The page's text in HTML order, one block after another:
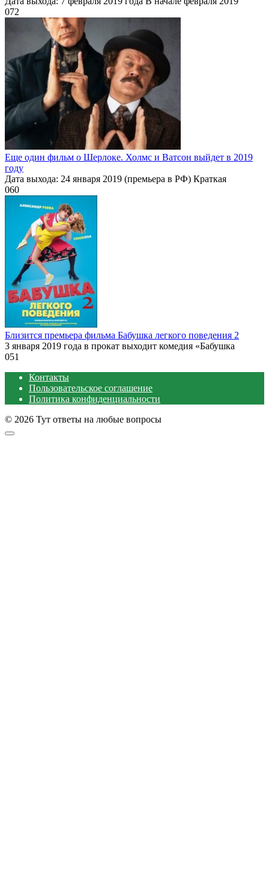
072
Еще один фильм о Шерлоке. Холмс и Ватсон выйдет в 2019
году
Дата выхода: 24 января 2019 (премьера в РФ) Краткая
060
Близится премьера фильма Бабушка легкого поведения 2
3 января 2019 года в прокат выходит комедия «Бабушка
051
Контакты
Пользовательское соглашение
Политика конфиденциальности
© 2026 Тут ответы на любые вопросы